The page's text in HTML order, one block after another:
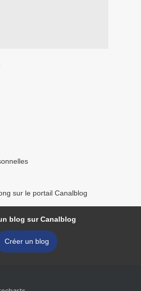
sur le portail Canalblog
blog sur Canalblog
Créer un blog